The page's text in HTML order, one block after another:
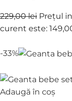
229,00 lei Prețul
curent este:
-33%
Adaugă în coș